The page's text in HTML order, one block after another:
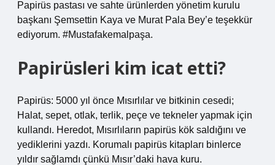
Papirüs pastası ve sahte ürünlerden yönetim kurulu
başkanı Şemsettin Kaya ve Murat Pala Bey’e teşekkür
ediyorum. #Mustafakemalpaşa.
Papirüsleri kim icat etti?
Papirüs: 5000 yıl önce Mısırlılar ve bitkinin cesedi;
Halat, sepet, otlak, terlik, peçe ve tekneler yapmak için
kullandı. Heredot, Mısırlıların papirüs kök saldığını ve
yediklerini yazdı. Korumalı papirüs kitapları binlerce
yıldır sağlamdı çünkü Mısır’daki hava kuru.